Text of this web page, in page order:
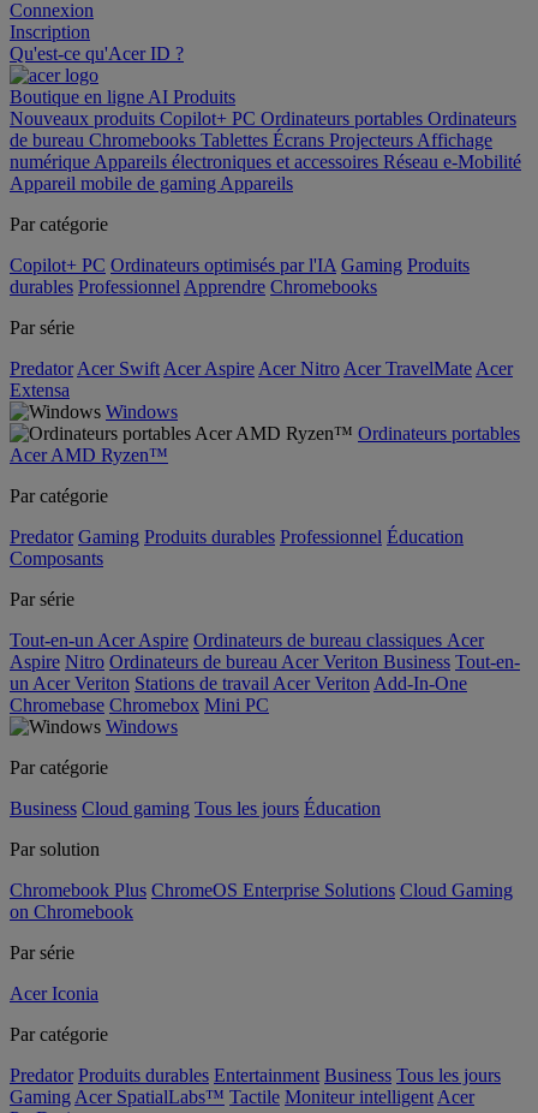
Connexion
Inscription
Qu'est-ce qu'Acer ID ?
Boutique en ligne AI Produits
Nouveaux produits Copilot+ PC Ordinateurs portables Ordinateurs
de bureau Chromebooks Tablettes Écrans Projecteurs Affichage
numérique Appareils électroniques et accessoires Réseau e-Mobilité
Appareil mobile de gaming Appareils
Par catégorie
Copilot+ PC Ordinateurs optimisés par l'IA Gaming Produits
durables Professionnel Apprendre Chromebooks
Par série
Predator Acer Swift Acer Aspire Acer Nitro Acer TravelMate Acer
Extensa
Windows
Ordinateurs portables
Acer AMD Ryzen™
Par catégorie
Predator Gaming Produits durables Professionnel Éducation
Composants
Par série
Tout-en-un Acer Aspire Ordinateurs de bureau classiques Acer
Aspire Nitro Ordinateurs de bureau Acer Veriton Business Tout-en-
un Acer Veriton Stations de travail Acer Veriton Add-In-One
Chromebase Chromebox Mini PC
Windows
Par catégorie
Business Cloud gaming Tous les jours Éducation
Par solution
Chromebook Plus ChromeOS Enterprise Solutions Cloud Gaming
on Chromebook
Par série
Acer Iconia
Par catégorie
Predator Produits durables Entertainment Business Tous les jours
Gaming Acer SpatialLabs™ Tactile Moniteur intelligent Acer